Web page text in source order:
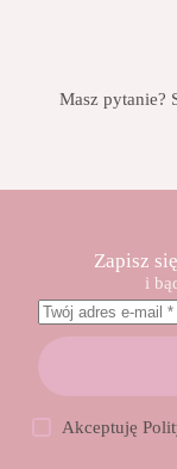
Masz pytanie?
Zapisz
i
Akceptuję